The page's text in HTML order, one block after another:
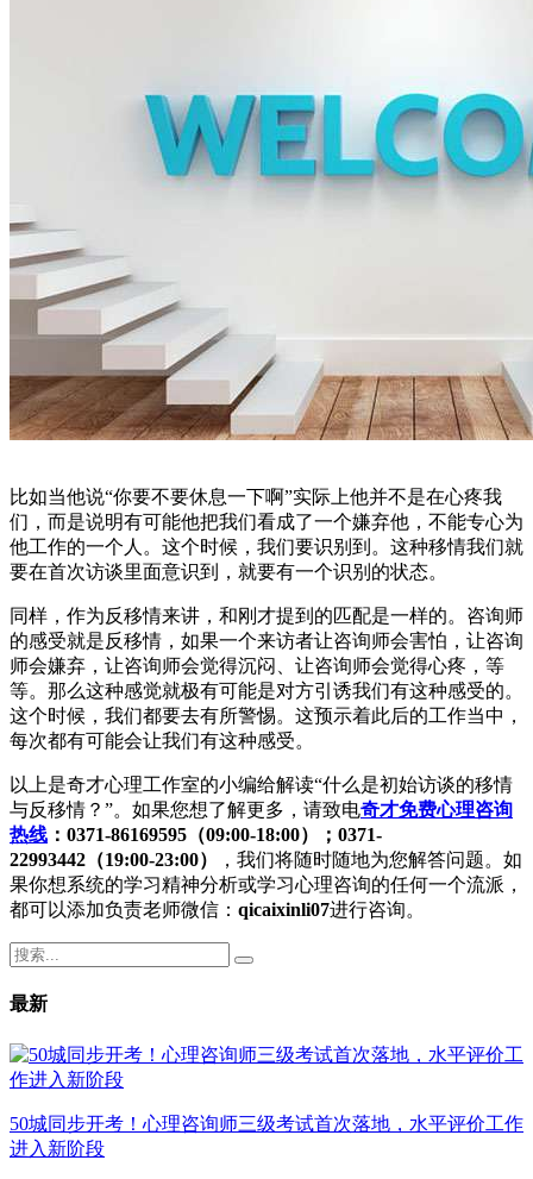
比如当他说“你要不要休息一下啊”实际上他并不是在心疼我
们，而是说明有可能他把我们看成了一个嫌弃他，不能专心为
他工作的一个人。这个时候，我们要识别到。这种移情我们就
要在首次访谈里面意识到，就要有一个识别的状态。
同样，作为反移情来讲，和刚才提到的匹配是一样的。咨询师
的感受就是反移情，如果一个来访者让咨询师会害怕，让咨询
师会嫌弃，让咨询师会觉得沉闷、让咨询师会觉得心疼，等
等。那么这种感觉就极有可能是对方引诱我们有这种感受的。
这个时候，我们都要去有所警惕。这预示着此后的工作当中，
每次都有可能会让我们有这种感受。
以上是奇才心理工作室的小编给解读“什么是初始访谈的移情
与反移情？”。如果您想了解更多，请致电奇才免费心理咨询
热线 ：0371-86169595（09:00-18:00）；0371-
22993442（19:00-23:00）
，我们将随时随地为您解答问题。如
果你想系统的学习精神分析或学习心理咨询的任何一个流派，
都可以添加负责老师微信： qicaixinli07进行咨询。
最新
50城同步开考！心理咨询师三级考试首次落地，水平评价工作
进入新阶段